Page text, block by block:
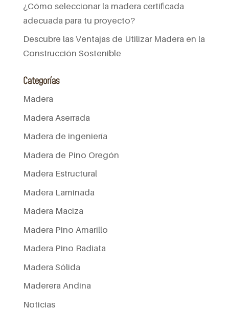
¿Cómo seleccionar la madera certificada
adecuada para tu proyecto?
Descubre las Ventajas de Utilizar Madera en la
Construcción Sostenible
Categorías
Madera
Madera Aserrada
Madera de ingeniería
Madera de Pino Oregón
Madera Estructural
Madera Laminada
Madera Maciza
Madera Pino Amarillo
Madera Pino Radiata
Madera Sólida
Maderera Andina
Noticias